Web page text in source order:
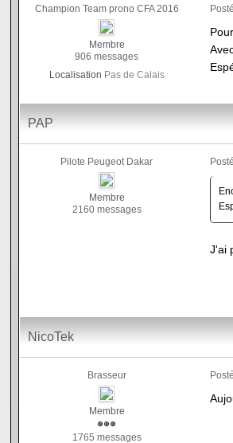
Champion Team prono CFA 2016
Membre
906 messages
Localisation Pas de Calais
Posté
PAP
Pilote Peugeot Dakar
Membre
2160 messages
Posté
J'ai
NicoTek
Brasseur
Membre
1765 messages
Posté